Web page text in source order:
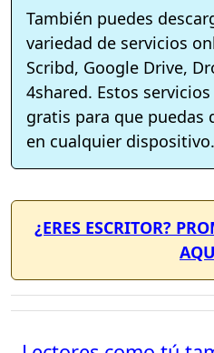
También puedes
variedad de servicios
Scribd, Google Drive,
4shared. Estos
gratis para que
en cualquier dispositivo.
¿ERES ESCRITOR?